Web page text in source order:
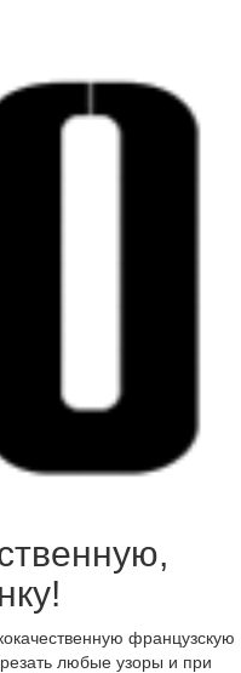
французскую
любые узоры и при